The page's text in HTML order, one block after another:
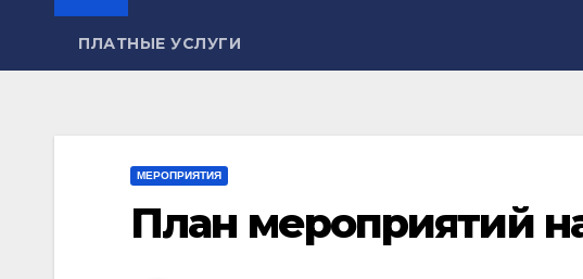
ПЛАТНЫЕ УСЛУГИ
МЕРОПРИЯТИЯ
План мероприятий